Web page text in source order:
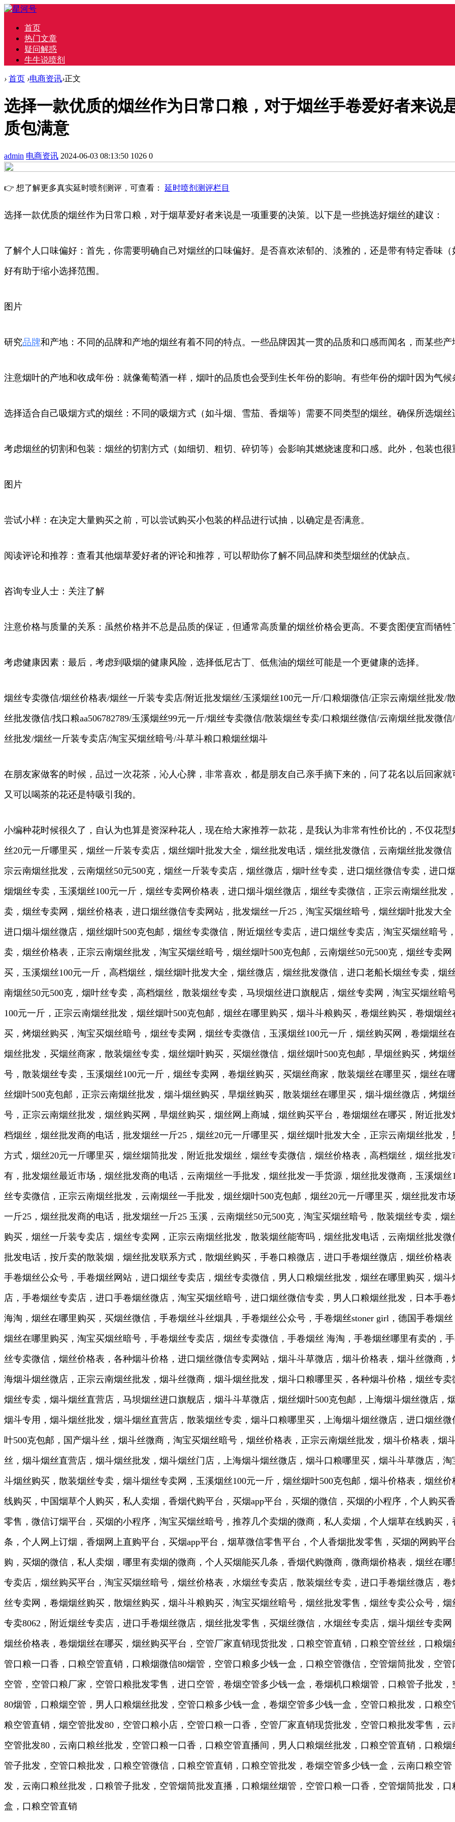
首页
热门文章
疑问解惑
牛牛说喷剂
› 首页 ›电商资讯›正文
选择一款优质的烟丝作为日常口粮，对于烟丝手卷爱好者来说
质包满意
admin 电商资讯 2024-06-03 08:13:50 1026 0
👉 想了解更多真实延时喷剂测评，可查看： 延时喷剂测评栏目
选择一款优质的烟丝作为日常口粮，对于烟草爱好者来说是一项重要的决策。以下是一些挑选好烟丝的建议：
了解个人口味偏好：首先，你需要明确自己对烟丝的口味偏好。是否喜欢浓郁的、淡雅的，还是带有特定香味
好有助于缩小选择范围。
图片
研究品牌和产地：不同的品牌和产地的烟丝有着不同的特点。一些品牌因其一贯的品质和口感而闻名，而某些
注意烟叶的产地和收成年份：就像葡萄酒一样，烟叶的品质也会受到生长年份的影响。有些年份的烟叶因为气候
选择适合自己吸烟方式的烟丝：不同的吸烟方式（如斗烟、雪茄、香烟等）需要不同类型的烟丝。确保所选烟丝
考虑烟丝的切割和包装：烟丝的切割方式（如细切、粗切、碎切等）会影响其燃烧速度和口感。此外，包装也很
图片
尝试小样：在决定大量购买之前，可以尝试购买小包装的样品进行试抽，以确定是否满意。
阅读评论和推荐：查看其他烟草爱好者的评论和推荐，可以帮助你了解不同品牌和类型烟丝的优缺点。
咨询专业人士：关注了解
注意价格与质量的关系：虽然价格并不总是品质的保证，但通常高质量的烟丝价格会更高。不要贪图便宜而牺牲
考虑健康因素：最后，考虑到吸烟的健康风险，选择低尼古丁、低焦油的烟丝可能是一个更健康的选择。
烟丝专卖微信/烟丝价格表/烟丝一斤装专卖店/附近批发烟丝/玉溪烟丝100元一斤/口粮烟微信/正宗云南烟丝批发/
丝批发微信/找口粮aa506782789/玉溪烟丝99元一斤/烟丝专卖微信/散装烟丝专卖/口粮烟丝微信/云南烟丝批发微
丝批发/烟丝一斤装专卖店/淘宝买烟丝暗号/斗草斗粮口粮烟丝烟斗
在朋友家做客的时候，品过一次花茶，沁人心脾，非常喜欢，都是朋友自己亲手摘下来的，问了花名以后回家
又可以喝茶的花还是特吸引我的。
小编种花时候很久了，自认为也算是资深种花人，现在给大家推荐一款花，是我认为非常有性价比的，不仅花
丝20元一斤哪里买，烟丝一斤装专卖店，烟丝烟叶批发大全，烟丝批发电话，烟丝批发微信，云南烟丝批发微
宗云南烟丝批发，云南烟丝50元500克，烟丝一斤装专卖店，烟丝微店，烟叶丝专卖，进口烟丝微信专卖，进
烟烟丝专卖，玉溪烟丝100元一斤，烟丝专卖网价格表，进口烟斗烟丝微店，烟丝专卖微信，正宗云南烟丝批发
卖，烟丝专卖网，烟丝价格表，进口烟丝微信专卖网站，批发烟丝一斤25，淘宝买烟丝暗号，烟丝烟叶批发大
进口烟斗烟丝微店，烟丝烟叶500克包邮，烟丝专卖微信，附近烟丝专卖店，进口烟丝专卖店，淘宝买烟丝暗号
卖，烟丝价格表，正宗云南烟丝批发，淘宝买烟丝暗号，烟丝烟叶500克包邮，云南烟丝50元500克，烟丝专卖
买，玉溪烟丝100元一斤，高档烟丝，烟丝烟叶批发大全，烟丝微店，烟丝批发微信，进口老船长烟丝专卖，烟
南烟丝50元500克，烟叶丝专卖，高档烟丝，散装烟丝专卖，马坝烟丝进口旗舰店，烟丝专卖网，淘宝买烟丝
100元一斤，正宗云南烟丝批发，烟丝烟叶500克包邮，烟丝在哪里购买，烟斗斗粮购买，卷烟丝购买，卷烟烟
买，烤烟丝购买，淘宝买烟丝暗号，烟丝专卖网，烟丝专卖微信，玉溪烟丝100元一斤，烟丝购买网，卷烟烟丝
烟丝批发，买烟丝商家，散装烟丝专卖，烟丝烟叶购买，买烟丝微信，烟丝烟叶500克包邮，旱烟丝购买，烤
号，散装烟丝专卖，玉溪烟丝100元一斤，烟丝专卖网，卷烟丝购买，买烟丝商家，散装烟丝在哪里买，烟丝在
丝烟叶500克包邮，正宗云南烟丝批发，烟斗烟丝购买，旱烟丝购买，散装烟丝在哪里买，烟斗烟丝微店，烤
号，正宗云南烟丝批发，烟丝购买网，旱烟丝购买，烟丝网上商城，烟丝购买平台，卷烟烟丝在哪买，附近批
档烟丝，烟丝批发商的电话，批发烟丝一斤25，烟丝20元一斤哪里买，烟丝烟叶批发大全，正宗云南烟丝批发
方式，烟丝20元一斤哪里买，烟丝烟筒批发，附近批发烟丝，烟丝专卖微信，烟丝价格表，高档烟丝，烟丝批
有，批发烟丝最近市场，烟丝批发商的电话，云南烟丝一手批发，烟丝批发一手货源，烟丝批发微商，玉溪烟
丝专卖微信，正宗云南烟丝批发，云南烟丝一手批发，烟丝烟叶500克包邮，烟丝20元一斤哪里买，烟丝批发
一斤25，烟丝批发商的电话，批发烟丝一斤25 玉溪，云南烟丝50元500克，淘宝买烟丝暗号，散装烟丝专卖，
购买，烟丝一斤装专卖店，烟丝专卖网，正宗云南烟丝批发，散装烟丝能寄吗，烟丝批发电话，云南烟丝批发
批发电话，按斤卖的散装烟，烟丝批发联系方式，散烟丝购买，手卷口粮微店，进口手卷烟丝微店，烟丝价格
手卷烟丝公众号，手卷烟丝网站，进口烟丝专卖店，烟丝专卖微信，男人口粮烟丝批发，烟丝在哪里购买，烟
店，手卷烟丝专卖店，进口手卷烟丝微店，淘宝买烟丝暗号，进口烟丝微信专卖，男人口粮烟丝批发，日本手
海淘，烟丝在哪里购买，买烟丝微信，手卷烟丝斗丝烟具，手卷烟丝公众号，手卷烟丝stoner girl，德国手卷烟
烟丝在哪里购买，淘宝买烟丝暗号，手卷烟丝专卖店，烟丝专卖微信，手卷烟丝 海淘，手卷烟丝哪里有卖的，
丝专卖微信，烟丝价格表，各种烟斗价格，进口烟丝微信专卖网站，烟斗斗草微店，烟斗价格表，烟斗丝微商
海烟斗烟丝微店，正宗云南烟丝批发，烟斗丝微商，烟斗烟丝批发，烟斗口粮哪里买，各种烟斗价格，烟丝专
烟丝专卖，烟斗烟丝直营店，马坝烟丝进口旗舰店，烟斗斗草微店，烟丝烟叶500克包邮，上海烟斗烟丝微店，
烟斗专用，烟斗烟丝批发，烟斗烟丝直营店，散装烟丝专卖，烟斗口粮哪里买，上海烟斗烟丝微店，进口烟丝
叶500克包邮，国产烟斗丝，烟斗丝微商，淘宝买烟丝暗号，烟丝价格表，正宗云南烟丝批发，烟斗价格表，烟
丝，烟斗烟丝直营店，烟斗烟丝批发，烟斗烟丝门店，上海烟斗烟丝微店，烟斗口粮哪里买，烟斗斗草微店，
斗烟丝购买，散装烟丝专卖，烟斗烟丝专卖网，玉溪烟丝100元一斤，烟丝烟叶500克包邮，烟斗价格表，烟丝
线购买，中国烟草个人购买，私人卖烟，香烟代购平台，买烟app平台，买烟的微信，买烟的小程序，个人购买
零售，微信订烟平台，买烟的小程序，淘宝买烟丝暗号，推荐几个卖烟的微商，私人卖烟，个人烟草在线购买
条，个人网上订烟，香烟网上直购平台，买烟app平台，烟草微信零售平台，个人香烟批发零售，买烟的网购平
购，买烟的微信，私人卖烟，哪里有卖烟的微商，个人买烟能买几条，香烟代购微商，微商烟价格表，烟丝在
专卖店，烟丝购买平台，淘宝买烟丝暗号，烟丝价格表，水烟丝专卖店，散装烟丝专卖，进口手卷烟丝微店，
丝专卖网，卷烟烟丝购买，散烟丝购买，烟斗斗粮购买，淘宝买烟丝暗号，烟丝批发零售，烟丝专卖公众号，
专卖8062，附近烟丝专卖店，进口手卷烟丝微店，烟丝批发零售，买烟丝微信，水烟丝专卖店，烟斗烟丝专卖
烟丝价格表，卷烟烟丝在哪买，烟丝购买平台，空管厂家直销现货批发，口粮空管直销，口粮空管丝丝，口粮
管口粮一口香，口粮空管直销，口粮烟微信80烟管，空管口粮多少钱一盒，口粮空管微信，空管烟筒批发，空
空管，空管口粮厂家，空管口粮批发零售，进口空管，卷烟空管多少钱一盒，卷烟机口粮烟管，口粮管子批发
80烟管，口粮烟空管，男人口粮烟丝批发，空管口粮多少钱一盒，卷烟空管多少钱一盒，空管口粮批发，口粮
粮空管直销，烟空管批发80，空管口粮小店，空管口粮一口香，空管厂家直销现货批发，空管口粮批发零售，
空管批发80，云南口粮丝批发，空管口粮一口香，口粮空管直播间，男人口粮烟丝批发，口粮空管直销，口粮
管子批发，空管口粮批发，口粮空管微信，口粮空管直销，口粮空管批发，卷烟空管多少钱一盒，云南口粮空
发，云南口粮丝批发，口粮管子批发，空管烟筒批发直播，口粮烟丝烟管，空管口粮一口香，空管烟筒批发，
盒，口粮空管直销